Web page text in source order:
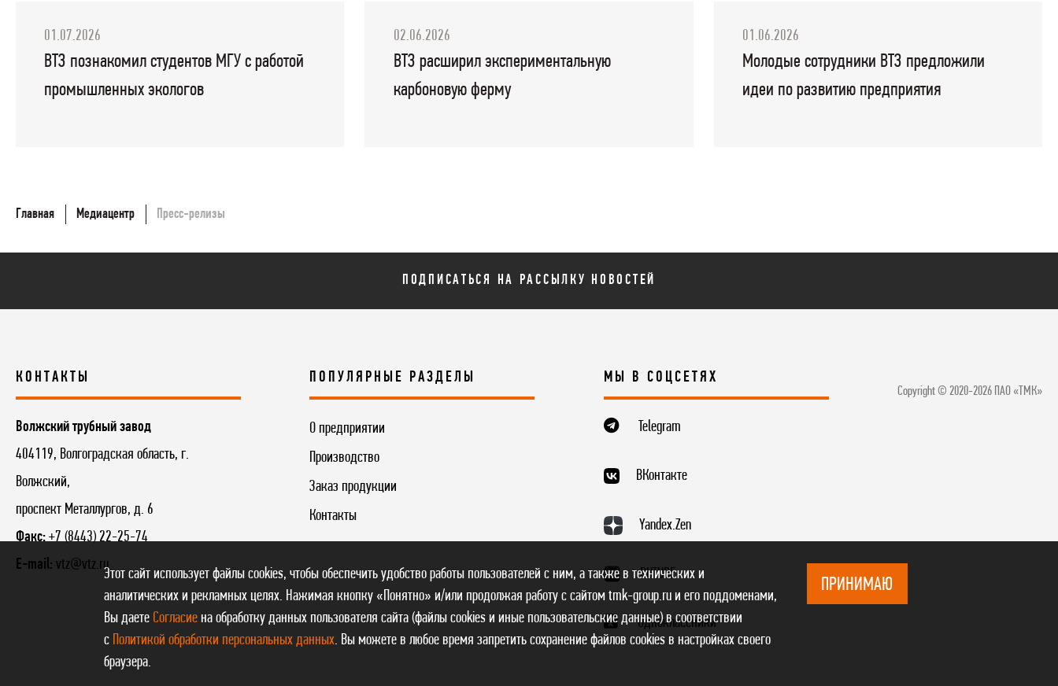
01.07.2026
ВТЗ познакомил студентов МГУ с работой
промышленных экологов
02.06.2026
ВТЗ расширил экспериментальную
карбоновую ферму
01.06.2026
Молодые сотрудники ВТЗ предложили
идеи по развитию предприятия
Главная Медиацентр Пресс-релизы
ПОДПИСАТЬСЯ НА РАССЫЛКУ НОВОСТЕЙ
КОНТАКТЫ
Волжский трубный завод
404119, Волгоградская область, г.
Волжский,
проспект Металлургов, д. 6
Факс:+7 (8443) 22-25-74
E-mail: vtz@vtz.ru
ПОПУЛЯРНЫЕ РАЗДЕЛЫ
О предприятии
Производство
Заказ продукции
Контакты
МЫ В СОЦСЕТЯХ
Telegram
ВКонтакте
Yandex.Zen
RUTUBE
Одноклассники
Copyright © 2020-2026 ПАО «ТМК»
Этот сайт использует файлы cookies, чтобы обеспечить удобство работы пользователей с ним, а также в технических и
аналитических и рекламных целях. Нажимая кнопку «Понятно» и/или продолжая работу с сайтом tmk-group.ru и его поддоменами,
Вы даете Согласиена обработку данных пользователя сайта (файлы cookies и иные пользовательские данные) в соответствии
с Политикой обработки персональных данных. Вы можете в любое время запретить сохранение файлов cookies в настройках своего
браузера.
ПРИНИМАЮ